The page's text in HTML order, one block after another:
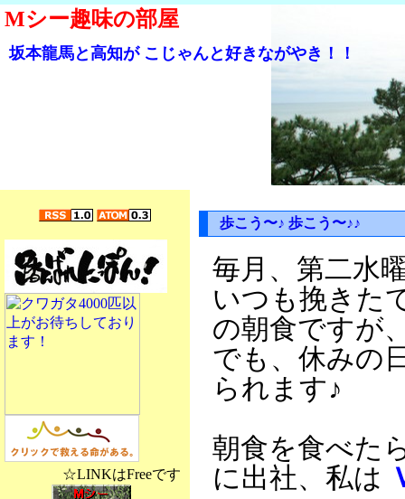
Mシー趣味の部屋
坂本龍馬と高知が こじゃんと好きながやき！！
☆LINKはFreeです
歩こう〜♪ 歩こう〜♪♪
毎月、第二水
いつも挽きた
の朝食ですが
でも、休みの
られます♪
朝食を食べた
に出社、私は